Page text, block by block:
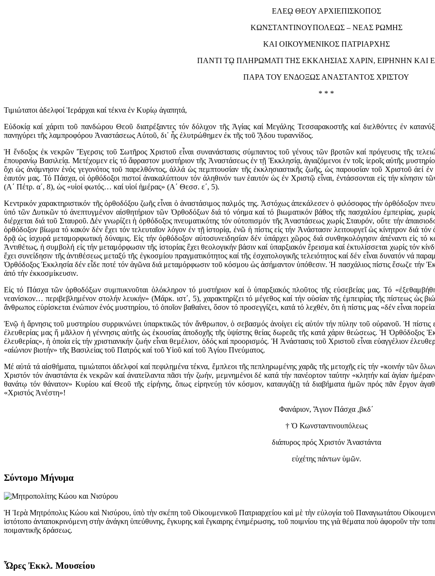
ΕΛΕῼ ΘΕΟΥ ΑΡΧΙΕΠΙΣΚΟΠΟΣ
ΚΩΝΣΤΑΝΤΙΝΟΥΠΟΛΕΩΣ – ΝΕΑΣ ΡΩΜΗΣ
ΚΑΙ ΟΙΚΟΥΜΕΝΙΚΟΣ ΠΑΤΡΙΑΡΧΗΣ
ΠΑΝΤΙ Τῼ ΠΛΗΡΩΜΑΤΙ ΤΗΣ ΕΚΚΛΗΣΙΑΣ ΧΑΡΙΝ, ΕΙΡΗΝΗΝ ΚΑΙ
ΠΑΡΑ ΤΟΥ ΕΝΔΟΞΩΣ ΑΝΑΣΤΑΝΤΟΣ ΧΡΙΣΤΟΥ
* * *
Τιμιώτατοι ἀδελφοί Ἱεράρχαι καί τέκνα ἐν Κυρίῳ ἀγαπητά,
Εὐδοκίᾳ καί χάριτι τοῦ πανδώρου Θεοῦ διατρέξαντες τόν δόλιχον τῆς Ἁγίας καί Μεγάλης Τεσσαρακοστῆς καί διελθόντες ἐν
πανηγύρει τῆς λαμπροφόρου Ἀναστάσεως Αὐτοῦ, δι᾿ ἧς ἐλυτρώθημεν ἐκ τῆς τοῦ ᾍδου τυραννίδος.
Ἡ ἔνδοξος ἐκ νεκρῶν Ἔγερσις τοῦ Σωτῆρος Χριστοῦ εἶναι συνανάστασις σύμπαντος τοῦ γένους τῶν βροτῶν καί πρόγευσις τῆς
ἐπουρανίῳ Βασιλείᾳ. Μετέχομεν εἰς τό ἄφραστον μυστήριον τῆς Ἀναστάσεως ἐν τῇ Ἐκκλησίᾳ, ἁγιαζόμενοι ἐν τοῖς ἱεροῖς αὐτῆς
ὄχι ὡς ἀνάμνησιν ἑνός γεγονότος τοῦ παρελθόντος, ἀλλά ὡς πεμπτουσίαν τῆς ἐκκλησιαστικῆς ζωῆς, ὡς παρουσίαν τοῦ Χριστοῦ ἀεί
ἑαυτόν μας. Τό Πάσχα, οἱ ὀρθόδοξοι πιστοί ἀνακαλύπτουν τόν ἀληθινόν των ἑαυτόν ὡς ἐν Χριστῷ εἶναι, ἐντάσσονται εἰς τήν
(Α΄ Πέτρ. α΄, 8), ὡς «υἱοί φωτός… καί υἱοί ἡμέρας» (Α΄ Θεσσ. ε΄, 5).
Κεντρικόν χαρακτηριστικόν τῆς ὀρθοδόξου ζωῆς εἶναι ὁ ἀναστάσιμος παλμός της. Ἀστόχως ἀπεκάλεσεν ὁ φιλόσοφος τήν ὀρθόδοξον
ὑπό τῶν Δυτικῶν τό ἀνεπτυγμένον αἰσθητήριον τῶν Ὀρθοδόξων διά τό νόημα καί τό βιωματικόν βάθος τῆς πασχαλίου ἐμπειρίας,
διέρχεται διά τοῦ Σταυροῦ. Δέν γνωρίζει ἡ ὀρθόδοξος πνευματικότης τόν οὐτοπισμόν τῆς Ἀναστάσεως χωρίς Σταυρόν, οὔτε τήν
ὀρθόδοξον βίωμα τό κακόν δέν ἔχει τόν τελευταῖον λόγον ἐν τῇ ἱστορίᾳ, ἐνῶ ἡ πίστις εἰς τήν Ἀνάστασιν λειτουργεῖ ὡς κίνητρον διά
δρᾷ ὡς ἰσχυρά μεταμορφωτική δύναμις. Εἰς τήν ὀρθόδοξον αὐτοσυνειδησίαν δέν ὑπάρχει χῶρος διά συνθηκολόγησιν ἀπέναντι εἰς τό
Ἀντιθέτως, ἡ συμβολή εἰς τήν μεταμόρφωσιν τῆς ἱστορίας ἔχει θεολογικήν βάσιν καί ὑπαρξιακόν ἔρεισμα καί ἐκτυλίσσεται χωρίς τόν
ἔχει συνείδησιν τῆς ἀντιθέσεως μεταξύ τῆς ἐγκοσμίου πραγματικότητος καί τῆς ἐσχατολογικῆς τελειότητος καί δέν εἶναι δυνατόν νά
Ὀρθόδοξος Ἐκκλησία δέν εἶδε ποτέ τόν ἀγῶνα διά μεταμόρφωσιν τοῦ κόσμου ὡς ἀσήμαντον ὑπόθεσιν. Ἡ πασχάλιος πίστις ἔσωζε τήν
ἀπό τήν ἐκκοσμίκευσιν.
Εἰς τό Πάσχα τῶν ὀρθοδόξων συμπυκνοῦται ὁλόκληρον τό μυστήριον καί ὁ ὑπαρξιακός πλοῦτος τῆς εὐσεβείας μας. Τό
νεανίσκον… περιβεβλημένον στολήν λευκήν» (Μάρκ. ιστ΄, 5), χαρακτηρίζει τό μέγεθος καί τήν οὐσίαν τῆς ἐμπειρίας τῆς πίστεως ὡς
ἄνθρωπος εὑρίσκεται ἐνώπιον ἑνός μυστηρίου, τό ὁποῖον βαθαίνει, ὅσον τό προσεγγίζει, κατά τό λεχθέν, ὅτι ἡ πίστις μας «δέν εἶναι
Ἐνῷ ἡ ἄρνησις τοῦ μυστηρίου συρρικνώνει ὑπαρκτικῶς τόν ἄνθρωπον, ὁ σεβασμός ἀνοίγει εἰς αὐτόν τήν πύλην τοῦ οὐρανοῦ. Ἡ πίστις
ἐλευθερίας μας ἤ μᾶλλον ἡ γέννησις αὐτῆς ὡς ἑκουσίας ἀποδοχῆς τῆς ὑψίστης θείας δωρεᾶς τῆς κατά χάριν θεώσεως. Ἡ Ὀρθόδοξος
ἐλευθερίας», ἡ ὁποία εἰς τήν χριστιανικήν ζωήν εἶναι θεμέλιον, ὁδός καί προορισμός. Ἡ Ἀνάστασις τοῦ Χριστοῦ εἶναι εὐαγγέλιον
«αἰώνιον βιοτήν» τῆς Βασιλείας τοῦ Πατρός καί τοῦ Υἱοῦ καί τοῦ Ἁγίου Πνεύματος.
Μέ αὐτά τά αἰσθήματα, τιμιώτατοι ἀδελφοί καί πεφιλημένα τέκνα, ἔμπλεοι τῆς πεπληρωμένης χαρᾶς τῆς μετοχῆς εἰς τήν «κοινήν τῶν
Χριστόν τόν ἀναστάντα ἐκ νεκρῶν καί ἀνατείλαντα πᾶσι τήν ζωήν, μεμνημένοι δέ κατά τήν πανέορτον ταύτην «κλητήν καί ἁγίαν
θανάτῳ τόν θάνατον» Κυρίου καί Θεοῦ τῆς εἰρήνης, ὅπως εἰρηνεύῃ τόν κόσμον, καταυγάζῃ τά διαβήματα ἡμῶν πρός πᾶν ἔργον
«Χριστός Ἀνέστη»!
Φανάριον, Ἅγιον Πάσχα ,βκδ´
† Ὁ Κωνσταντινουπόλεως
διάπυρος πρός Χριστόν Ἀναστάντα
εὐχέτης πάντων ὑμῶν.
Σύντομο Μήνυμα
Ἡ Ἱερὰ Μητρόπολις Κώου καὶ Νισύρου, ὑπὸ τὴν σκέπη τοῦ Οὶκουμενικοῦ Πατριαρχείου καὶ μὲ τὴν εὐλογία τοῦ Παναγιωτάτου
ἱστότοπο ἀνταποκρινόμενη στὴν ἀνάγκη ὑπεύθυνης, ἔγκυρης καὶ ἔγκαιρης ἐνημέρωσης, τοῦ ποιμνίου της γιὰ θέματα ποὺ ἀφοροῦν τὴν
ποιμαντικῆς δράσεως.
Ὧρες Ἐκκλ. Μουσείου